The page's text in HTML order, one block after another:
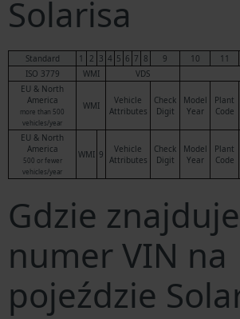
Solarisa
Standard 1 2 3 4 5 6 7 8 9 10 11
ISO 3779
WMI VDS
EU & North
America
more than 500
vehicles/year
WMI
Vehicle
Attributes
Check
Digit
Model
Year
Plant
Code
EU & North
America
500 or fewer
vehicles/year
WMI 9
Vehicle
Attributes
Check
Digit
Model
Year
Plant
Code
Gdzie
numer VIN na
pojeździe